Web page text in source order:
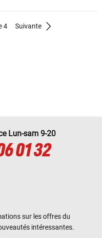
4 Suivante
Lun-sam 9-20
01 32
sur les offres du
intéressantes.